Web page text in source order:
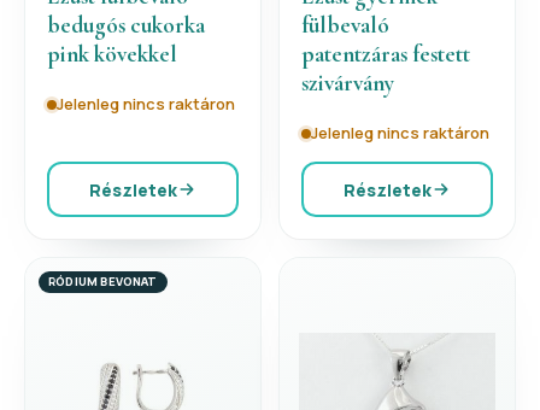
bedugós cukorka
pink kövekkel
Jelenleg nincs raktáron
Részletek
fülbevaló
patentzáras festett
szivárvány
Jelenleg nincs raktáron
Részletek
RÓDIUM BEVONAT